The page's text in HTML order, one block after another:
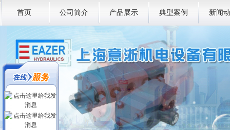
首页 公司简介 产品展示 典型案例 新闻